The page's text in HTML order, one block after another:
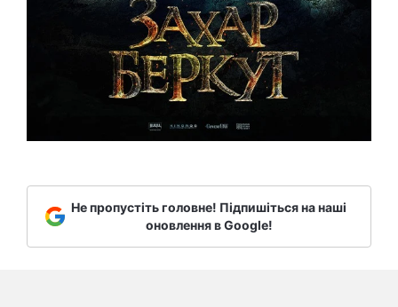
Не пропустіть головне! Підпишіться на наші
оновлення в Google!